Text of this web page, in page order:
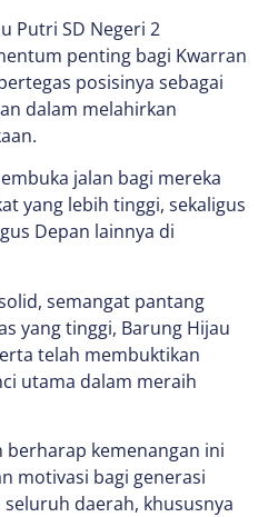
Putri SD Negeri 2
penting bagi Kwarran
posisinya sebagai
dalam melahirkan
jalan bagi mereka
yang lebih tinggi, sekaligus
Depan lainnya di
semangat pantang
yang tinggi, Barung Hijau
telah membuktikan
utama dalam meraih
berharap kemenangan ini
motivasi bagi generasi
daerah, khususnya